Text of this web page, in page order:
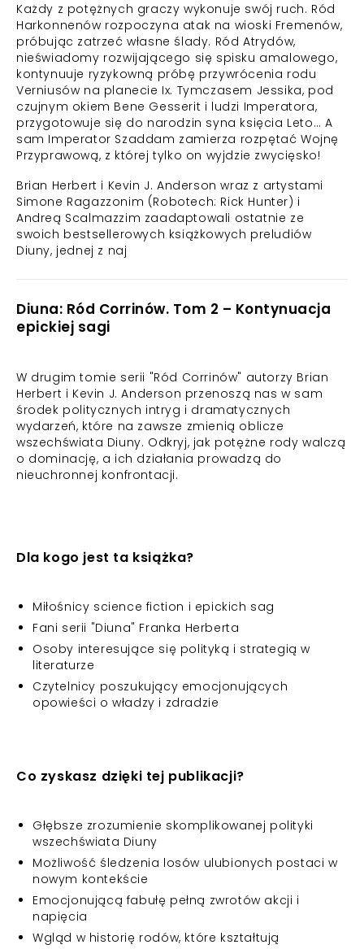
Każdy z potężnych graczy wykonuje swój ruch. Ród
Harkonnenów rozpoczyna atak na wioski Fremenów,
próbując zatrzeć własne ślady. Ród Atrydów,
nieświadomy rozwijającego się spisku amalowego,
kontynuuje ryzykowną próbę przywrócenia rodu
Verniusów na planecie Ix. Tymczasem Jessika, pod
czujnym okiem Bene Gesserit i ludzi Imperatora,
przygotowuje się do narodzin syna księcia Leto… A
sam Imperator Szaddam zamierza rozpętać Wojnę
Przyprawową, z której tylko on wyjdzie zwycięsko!
Brian Herbert i Kevin J. Anderson wraz z artystami
Simone Ragazzonim (Robotech: Rick Hunter) i
Andreą Scalmazzim zaadaptowali ostatnie ze
swoich bestsellerowych książkowych preludiów
Diuny, jednej z naj
Diuna: Ród Corrinów. Tom 2 – Kontynuacja
epickiej sagi
W drugim tomie serii "Ród Corrinów" autorzy Brian
Herbert i Kevin J. Anderson przenoszą nas w sam
środek politycznych intryg i dramatycznych
wydarzeń, które na zawsze zmienią oblicze
wszechświata Diuny. Odkryj, jak potężne rody walczą
o dominację, a ich działania prowadzą do
nieuchronnej konfrontacji.
Dla kogo jest ta książka?
Miłośnicy science fiction i epickich sag
Fani serii "Diuna" Franka Herberta
Osoby interesujące się polityką i strategią w
literaturze
Czytelnicy poszukujący emocjonujących
opowieści o władzy i zdradzie
Co zyskasz dzięki tej publikacji?
Głębsze zrozumienie skomplikowanej polityki
wszechświata Diuny
Możliwość śledzenia losów ulubionych postaci w
nowym kontekście
Emocjonującą fabułę pełną zwrotów akcji i
napięcia
Wgląd w historię rodów, które kształtują